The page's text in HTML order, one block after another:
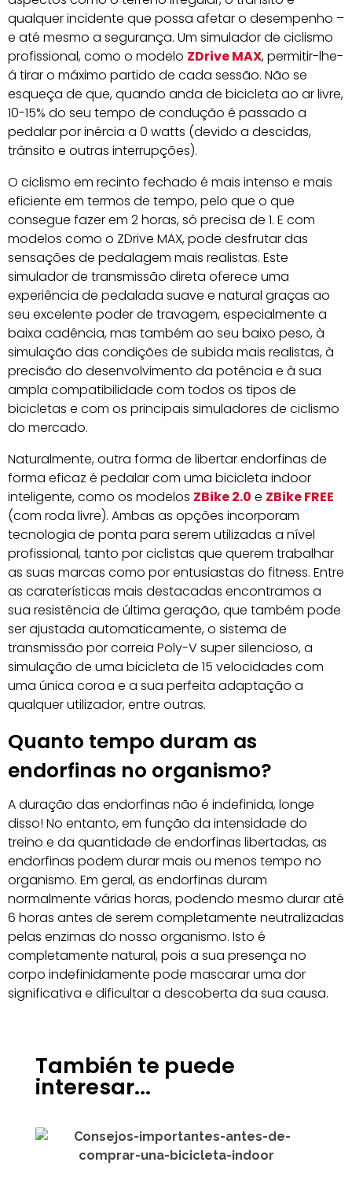
qualquer incidente que possa afetar o desempenho –
e até mesmo a segurança. Um simulador de ciclismo
profissional, como o modelo ZDrive MAX, permitir-lhe-
á tirar o máximo partido de cada sessão. Não se
esqueça de que, quando anda de bicicleta ao ar livre,
10-15% do seu tempo de condução é passado a
pedalar por inércia a 0 watts (devido a descidas,
trânsito e outras interrupções).
O ciclismo em recinto fechado é mais intenso e mais
eficiente em termos de tempo, pelo que o que
consegue fazer em 2 horas, só precisa de 1. E com
modelos como o ZDrive MAX, pode desfrutar das
sensações de pedalagem mais realistas. Este
simulador de transmissão direta oferece uma
experiência de pedalada suave e natural graças ao
seu excelente poder de travagem, especialmente a
baixa cadência, mas também ao seu baixo peso, à
simulação das condições de subida mais realistas, à
precisão do desenvolvimento da potência e à sua
ampla compatibilidade com todos os tipos de
bicicletas e com os principais simuladores de ciclismo
do mercado.
Naturalmente, outra forma de libertar endorfinas de
forma eficaz é pedalar com uma bicicleta indoor
inteligente, como os modelos ZBike 2.0 e ZBike FREE
(com roda livre). Ambas as opções incorporam
tecnologia de ponta para serem utilizadas a nível
profissional, tanto por ciclistas que querem trabalhar
as suas marcas como por entusiastas do fitness. Entre
as caraterísticas mais destacadas encontramos a
sua resistência de última geração, que também pode
ser ajustada automaticamente, o sistema de
transmissão por correia Poly-V super silencioso, a
simulação de uma bicicleta de 15 velocidades com
uma única coroa e a sua perfeita adaptação a
qualquer utilizador, entre outras.
Quanto tempo duram as
endorfinas no organismo?
A duração das endorfinas não é indefinida, longe
disso! No entanto, em função da intensidade do
treino e da quantidade de endorfinas libertadas, as
endorfinas podem durar mais ou menos tempo no
organismo. Em geral, as endorfinas duram
normalmente várias horas, podendo mesmo durar até
6 horas antes de serem completamente neutralizadas
pelas enzimas do nosso organismo. Isto é
completamente natural, pois a sua presença no
corpo indefinidamente pode mascarar uma dor
significativa e dificultar a descoberta da sua causa.
También te puede
interesar...